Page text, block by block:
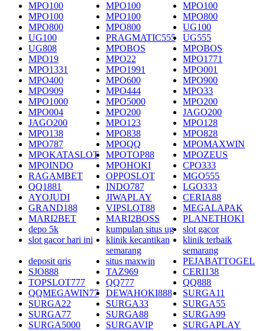
MPO100 MPO100
MPO100
MPO100
MPO100
MPO800
MPO800
MPO800
UG100
UG100
PRAGMATIC555
UG555
UG808
MPOBOS
MPOBOS
MPO19
MPO22
MPO1771
MPO1331
MPO1991
MPO001
MPO400
MPO600
MPO900
MPO909
MPO444
MPO33
MPO1000
MPO5000
MPO200
MPO004
MPO200
JAGO200
JAGO200
MPO123
MPO128
MPO138
MPO838
MPO828
MPO787
MPOQQ
MPOMAXWIN
MPOKATASLOT
MPOTOP88
MPOZEUS
MPOINDO
MPOHOKI
CPO333
RAGAMBET
OPPOSLOT
MGO555
QQ1881
INDO787
LGO333
AYOJUDI
JIWAPLAY
CERIA88
GRAND188
VIPSLOT88
MEGALAPAK
MARI2BET
MARI2BOSS
PLANETHOKI
depo 5k
kumpulan situs ug
slot gacor
slot gacor hari ini
klinik kecantikan
semarang
klinik terbaik
semarang
deposit qris
situs maxwin
PEJABATTOGEL
SJO888
TAZ969
CERI138
TOPSLOT777
QQ777
QQ888
QQMEGAWIN77
DEWAHOKI888
SURGA11
SURGA22
SURGA33
SURGA55
SURGA77
SURGA88
SURGA99
SURGA5000
SURGAVIP
SURGAPLAY